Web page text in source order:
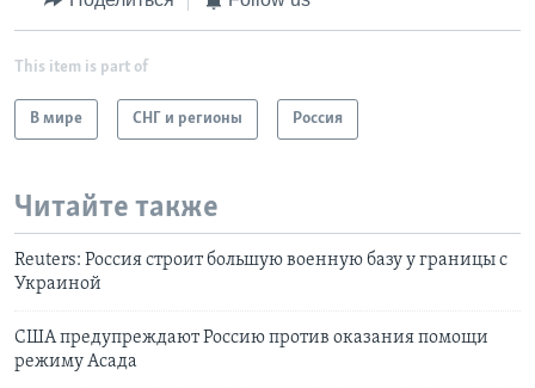
This item is part of
В мире СНГ и регионы Россия
Читайте также
Reuters: Россия строит большую военную базу у границы с
Украиной
США предупреждают Россию против оказания помощи
режиму Асада